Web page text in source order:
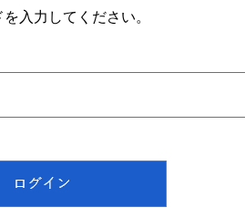
入力してください。